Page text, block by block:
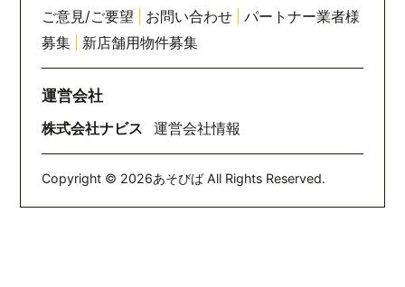
ご意見/ご要望
お問い合わせ| パートナー業者様
募集| 新店舗用物件募集
運営会社
株式会社ナビス 運営会社情報
Copyright © 2026あそびば All Rights Reserved.